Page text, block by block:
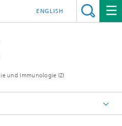
und Immunologie IZI
ENGLISH